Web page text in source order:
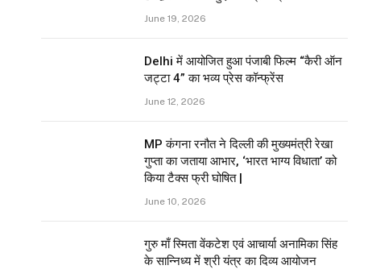
June 19, 2026
Delhi में आयोजित हुआ पंजाबी फिल्म “कैरी ऑन
जट्टा 4” का भव्य प्रेस कॉन्फ्रेंस
June 12, 2026
MP कंगना रनौत ने दिल्ली की मुख्यमंत्री रेखा
गुप्ता का जताया आभार, ‘भारत भाग्य विधाता’ को
किया टैक्स फ्री घोषित |
June 10, 2026
गुरु माँ स्मिता वेंकटेश एवं आचार्या अनामिका सिंह
के सान्निध्य में श्री यंत्र का दिव्य आयोजन